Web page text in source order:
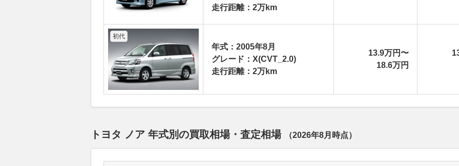
走行距離：2万km
初代
年式：2005年8月
グレード：X(CVT_2.0)
走行距離：2万km
13.9万円〜
18.6万円
トヨタ ノア 年式別の買取相場・査定相場 （2026年8月 時点）